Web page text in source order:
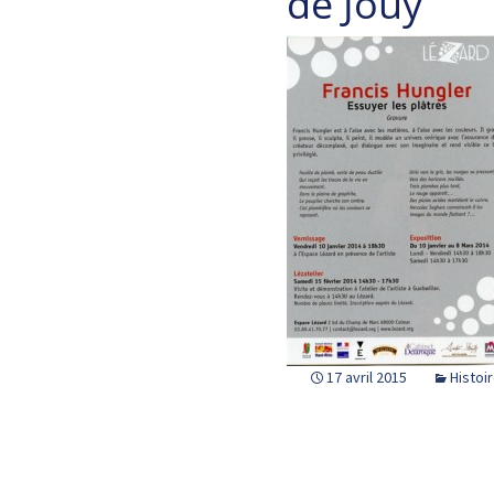
17 avril 2015